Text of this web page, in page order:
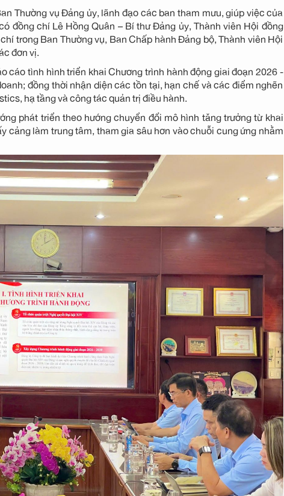
Thường vụ Đảng ủy, lãnh đạo các ban tham mưu, giúp việc của
đồng chí Lê Hồng Quân – Bí thư Đảng ủy, Thành viên Hội đồng
trong Ban Thường vụ, Ban Chấp hành Đảng bộ, Thành viên Hội
đơn vị.
cáo tình hình triển khai Chương trình hành động giai đoạn 2026 -
đồng thời nhận diện các tồn tại, hạn chế và các điểm nghẽn
hạ tầng và công tác quản trị điều hành.
phát triển theo hướng chuyển đổi mô hình tăng trưởng từ khai
làm trung tâm, tham gia sâu hơn vào chuỗi cung ứng nhằm